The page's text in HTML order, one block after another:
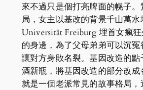
來不過只是個打亮牌面的幌子。
局，女主以基改的背景千山萬水
Universität Freiburg 埋首女瘋
的身邊，為了父母弟弟可以沉
讓對方身敗名裂。基因改造的
酒新瓶，將基因改造的部分改
就是一個老派常見的故事格局